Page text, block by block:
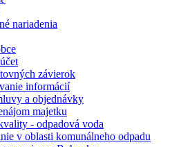
nariadenia
závierok
informácií
a objednávky
majetku
- odpadová voda
v oblasti komunálneho odpadu